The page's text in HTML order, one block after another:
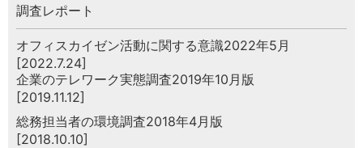
調査レポート
オフィスカイゼン活動に関する意識2022年5月
[2022.7.24]
企業のテレワーク実態調査2019年10月版
[2019.11.12]
総務担当者の環境調査2018年4月版
[2018.10.10]